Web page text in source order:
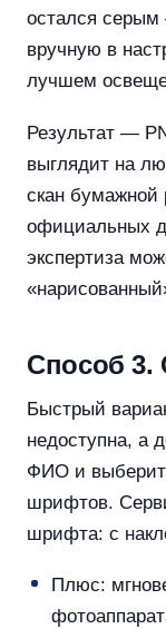
остался серым
вручную в
лучшем
Результат —
выглядит на
скан бумажной
официальных
экспертиза
Способ 3.
Быстрый
недоступна, а
ФИО и
шрифтов.
шрифта: с
Плюс: